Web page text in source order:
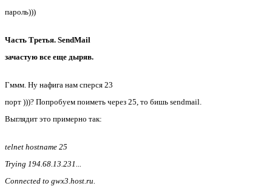
пароль)))
Часть Третья. SendMail
зачастую все еще дыряв.
Гммм. Ну нафига нам сперся 23
порт )))? Попробуем поиметь через 25, то бишь sendmail.
Выглядит это примерно так:
telnet hostname 25
Trying 194.68.13.231...
Connected to gwx3.host.ru.